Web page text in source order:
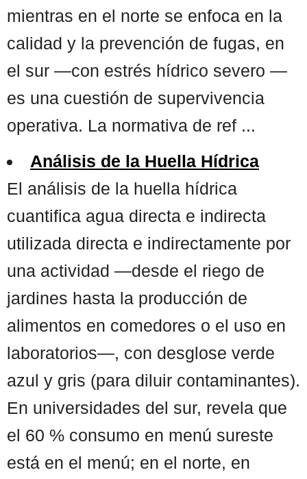
mientras en el norte se enfoca en la
calidad y la prevención de fugas, en
el sur —con estrés hídrico severo —
es una cuestión de supervivencia
operativa. La normativa de ref ...
Análisis de la Huella Hídrica
El análisis de la huella hídrica
cuantifica agua directa e indirecta
utilizada directa e indirectamente por
una actividad —desde el riego de
jardines hasta la producción de
alimentos en comedores o el uso en
laboratorios—, con desglose verde
azul y gris (para diluir contaminantes).
En universidades del sur, revela que
el 60 % consumo en menú sureste
está en el menú; en el norte, en